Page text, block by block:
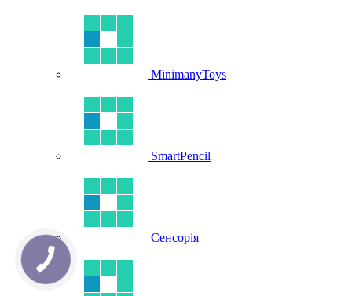
MinimanyToys
SmartPencil
Сенсорія